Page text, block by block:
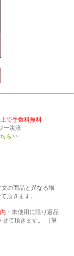
で手数料無料
ー決済
ら>>
の商品と異なる場
頂きます。
・未使用に限り返品
せて頂きます。 （筆